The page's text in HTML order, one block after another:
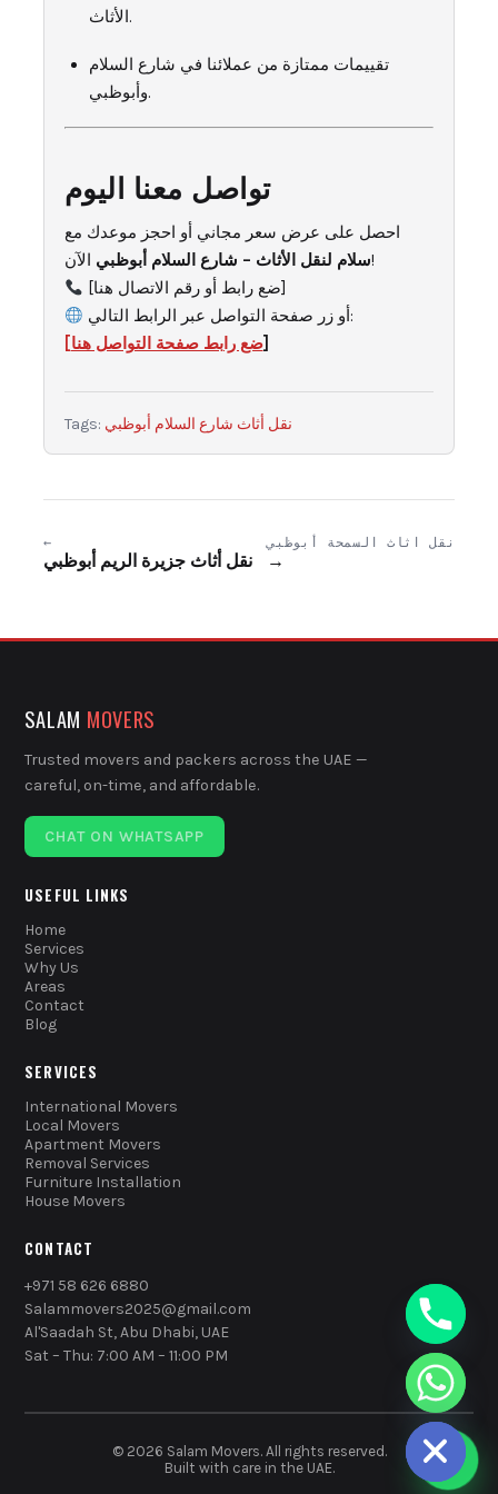
الأثاث.
تقييمات ممتازة من عملائنا في شارع السلام
وأبوظبي.
تواصل معنا اليوم
احصل على عرض سعر مجاني أو احجز موعدك مع
سلام لنقل الأثاث – شارع السلام أبوظبيالآن!
[ضع رابط أو رقم الاتصال هنا]
أو زر صفحة التواصل عبر الرابط التالي:
[ضع رابط صفحة التواصل هنا]
Tags: نقل أثاث شارع السلام أبوظبي
←
نقل أثاث جزيرة الريم أبوظبي
نقل اثاث السمحة أبوظبي
→
SALAM MOVERS
Trusted movers and packers across the UAE —
careful, on-time, and affordable.
CHAT ON WHATSAPP
USEFUL LINKS
Home
Services
Why Us
Areas
Contact
Blog
SERVICES
International Movers
Local Movers
Apartment Movers
Removal Services
Furniture Installation
House Movers
CONTACT
+971 58 626 6880
Salammovers2025@gmail.com
Al'Saadah St, Abu Dhabi, UAE
Sat – Thu: 7:00 AM – 11:00 PM
© 2026 Salam Movers. All rights reserved.
Built with care in the UAE.
Hide
chaty